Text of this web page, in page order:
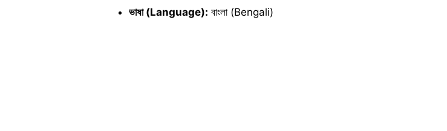
ভাষা (Language): বাংলা (Bengali)